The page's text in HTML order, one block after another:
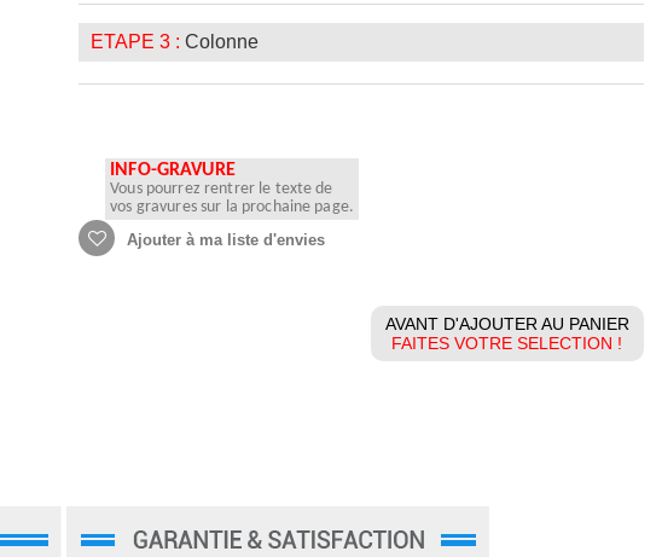
ETAPE 3 : Colonne
INFO-GRAVURE
Vous pourrez rentrer le texte de
vos gravures sur la prochaine page.
Ajouter à ma liste d'envies
AVANT D'AJOUTER AU PANIER
FAITES VOTRE SELECTION !